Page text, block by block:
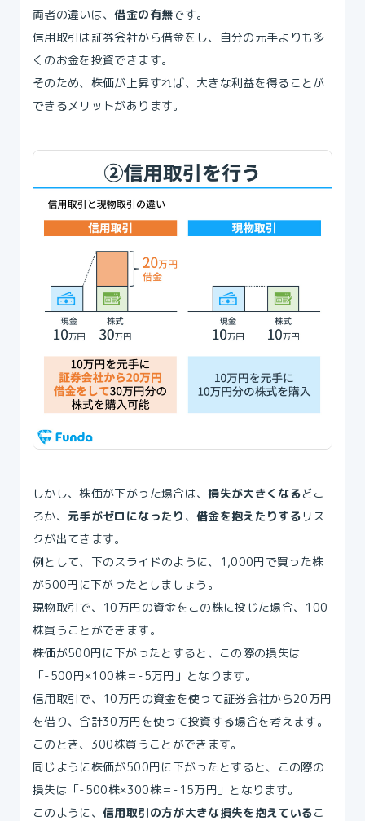
両者の違いは、借金の有無です。
信用取引は証券会社から借金をし、自分の元手よりも多
くのお金を投資できます。
そのため、株価が上昇すれば、大きな利益を得ることが
できるメリットがあります。
しかし、株価が下がった場合は、 損失が大きくなるどこ
ろか、 元手がゼロになったり 、 借金を抱えたりするリス
クが出てきます。
例として、下のスライドのように、1,000円で買った株
が500円に下がったとしましょう。
現物取引で、10万円の資金をこの株に投じた場合、100
株買うことができます。
株価が500円に下がったとすると、この際の損失は
「-500円×100株＝-5万円」となります。
信用取引で、10万円の資金を使って証券会社から20万円
を借り、合計30万円を使って投資する場合を考えます。
このとき、300株買うことができます。
同じように株価が500円に下がったとすると、この際の
損失は「-500株×300株＝-15万円」となります。
このように、信用取引の方が大きな損失を抱えているこ